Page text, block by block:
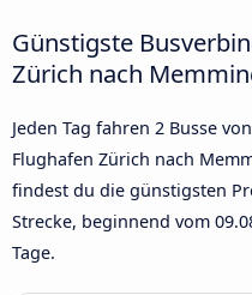
Günstigste
Zürich nach
Jeden Tag fahren 2 Busse
Flughafen Zürich nach
findest du die günstigsten
Strecke, beginnend vom
Tage.